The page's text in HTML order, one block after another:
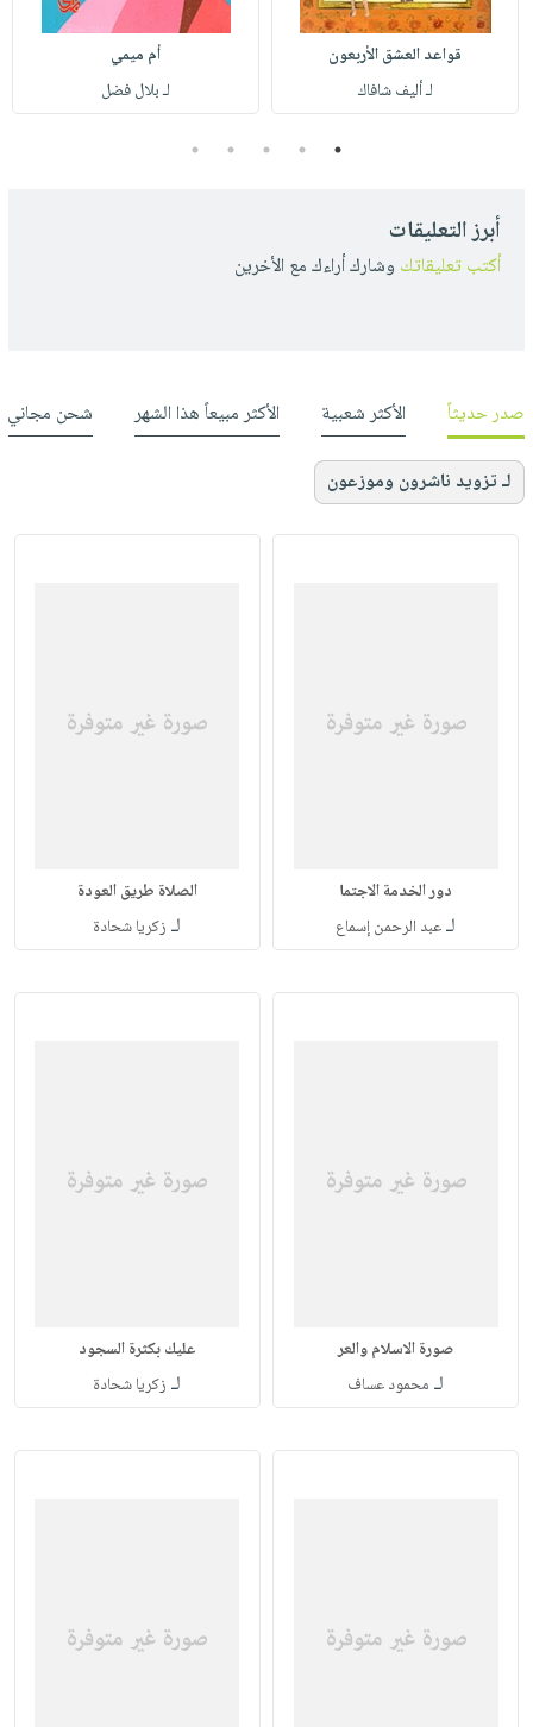
قواعد العشق الأربعون
لـ أليف شافاك
أم ميمي
لـ بلال فضل
1
2
3
4
5
أبرز التعليقات
أكتب تعليقاتك وشارك أراءك مع الأخرين
صدر حديثاً الأكثر شعبية الأكثر مبيعاً هذا الشهر شحن مجاني
لـ تزويد ناشرون وموزعون
دور الخدمة الاجتما
لـعبد الرحمن إسماع
الصلاة طريق العودة
لـ زكريا شحادة
صورة الاسلام والعر
لـ محمود عساف
عليك بكثرة السجود
لـ زكريا شحادة